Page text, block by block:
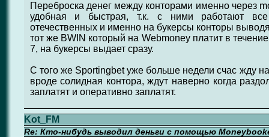
Переброска денег между конторами именно через
удобная и быстрая, т.к. с ними работают
отечественных и именно на букерсы конторы
тот же BWIN который на Webmoney платит в
7, на букерсы выдает сразу.
С того же Sportingbet уже больше недели счас жду
вроде солидная контора, ждут наверно когда
заплатят и оперативно заплатят.
Kot_FM
Re: Кто-нибудь выводил деньги с помощью